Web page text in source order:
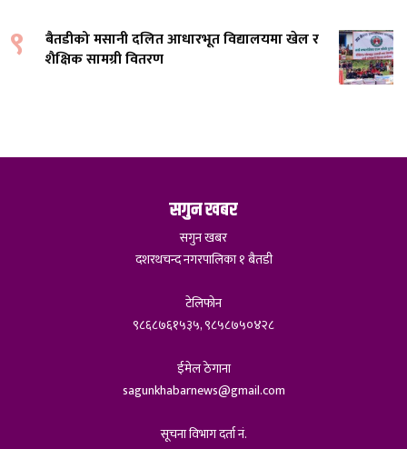
९
बैतडीको मसानी दलित आधारभूत विद्यालयमा खेल र
शैक्षिक सामग्री वितरण
सगुन खबर
सगुन खबर
दशरथचन्द नगरपालिका १ बैतडी
टेलिफोन
९८६८७६१५३५, ९८५८७५०४२८
ईमेल ठेगाना
sagunkhabarnews@gmail.com
सूचना विभाग दर्ता नं.